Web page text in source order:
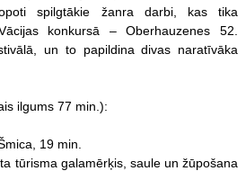
spilgtākie žanra darbi, kas tika
konkursā – Oberhauzenes 52.
un to papildina divas naratīvāka
ilgums 77 min.):
19 min.
tūrisma galamērķis, saule un žūpošana